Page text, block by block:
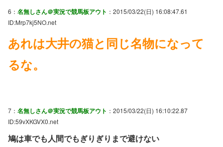
6： 名無しさん＠実況で競馬板アウト ：2015/03/22(日) 16:08:47.61
ID:Mrp7kj5NO.net
あれは大井の猫と同じ名物になって
るな。
7： 名無しさん＠実況で競馬板アウト ：2015/03/22(日) 16:10:22.87
ID:59vXKGVX0.net
鳩は車でも人間でもぎりぎりまで避けない